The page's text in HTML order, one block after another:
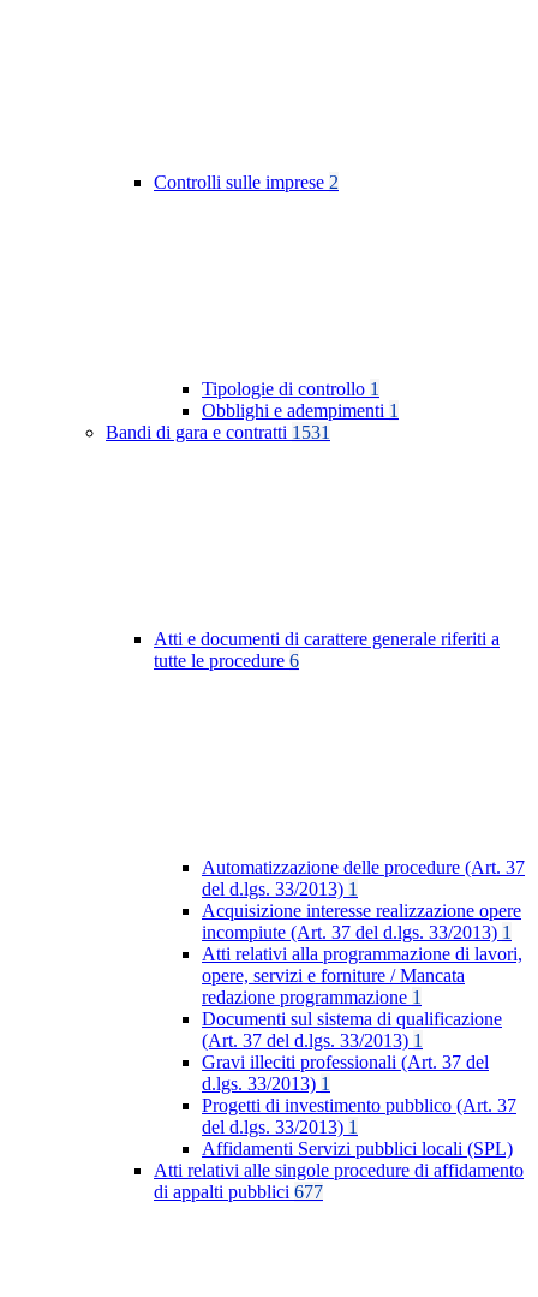
Controlli sulle imprese 2
Tipologie di controllo 1
Obblighi e adempimenti 1
Bandi di gara e contratti 1531
Atti e documenti di carattere generale riferiti a
tutte le procedure 6
Automatizzazione delle procedure (Art. 37
del d.lgs. 33/2013) 1
Acquisizione interesse realizzazione opere
incompiute (Art. 37 del d.lgs. 33/2013) 1
Atti relativi alla programmazione di lavori,
opere, servizi e forniture / Mancata
redazione programmazione 1
Documenti sul sistema di qualificazione
(Art. 37 del d.lgs. 33/2013) 1
Gravi illeciti professionali (Art. 37 del
d.lgs. 33/2013) 1
Progetti di investimento pubblico (Art. 37
del d.lgs. 33/2013) 1
Affidamenti Servizi pubblici locali (SPL)
Atti relativi alle singole procedure di affidamento
di appalti pubblici 677